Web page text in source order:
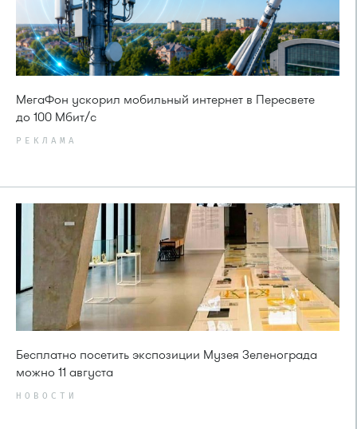
МегаФон ускорил мобильный интернет в Пересвете
до 100 Мбит/с
РЕКЛАМА
Бесплатно посетить экспозиции Музея Зеленограда
можно 11 августа
НОВОСТИ